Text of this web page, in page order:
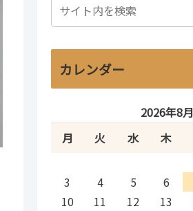
カレンダー
2026年8月
月
火 水 木
3
4 5 6
10
11 12 13